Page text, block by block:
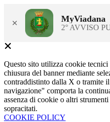
× MyViadana
2° AVVISO
Questo sito utilizza cookie
chiusura del banner mediante
contraddistinto dalla X o tramite
navigazione" comporta la
assenza di cookie o altri
sopracitati.
COOKIE POLICY